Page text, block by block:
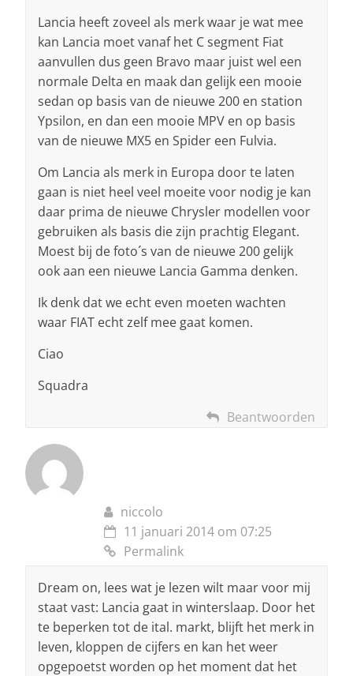
Lancia heeft zoveel als merk waar je wat mee
kan Lancia moet vanaf het C segment Fiat
aanvullen dus geen Bravo maar juist wel een
normale Delta en maak dan gelijk een mooie
sedan op basis van de nieuwe 200 en station
Ypsilon, en dan een mooie MPV en op basis
van de nieuwe MX5 en Spider een Fulvia.
Om Lancia als merk in Europa door te laten
gaan is niet heel veel moeite voor nodig je kan
daar prima de nieuwe Chrysler modellen voor
gebruiken als basis die zijn prachtig Elegant.
Moest bij de foto´s van de nieuwe 200 gelijk
ook aan een nieuwe Lancia Gamma denken.
Ik denk dat we echt even moeten wachten
waar FIAT echt zelf mee gaat komen.
Ciao
Squadra
Beantwoorden
niccolo
11 januari 2014 om 07:25
Permalink
Dream on, lees wat je lezen wilt maar voor mij
staat vast: Lancia gaat in winterslaap. Door het
te beperken tot de ital. markt, blijft het merk in
leven, kloppen de cijfers en kan het weer
opgepoetst worden op het moment dat het